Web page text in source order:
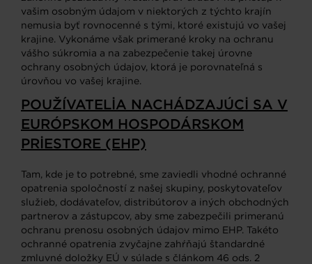
vašim osobným údajom v niektorých z týchto krajín
nemusia byť rovnocenné s tými, ktoré existujú vo vašej
krajine. Vykonáme však primerané kroky na ochranu
vášho súkromia a na zabezpečenie takej úrovne
ochrany osobných údajov, ktorá je porovnateľná s
úrovňou vo vašej krajine.
POUŽÍVATELIA NACHÁDZAJÚCI SA V
EURÓPSKOM HOSPODÁRSKOM
PRIESTORE (EHP)
Tam, kde je to potrebné, sme zaviedli vhodné ochranné
opatrenia spoločností z našej skupiny, poskytovateľov
služieb, dodávateľov, distribútorov a iných obchodných
partnerov a zástupcov, aby sme zabezpečili primeranú
ochranu prenosu osobných údajov mimo EHP. Takéto
ochranné opatrenia zvyčajne zahŕňajú štandardné
zmluvné doložky EÚ v súlade s článkom 46 ods. 2